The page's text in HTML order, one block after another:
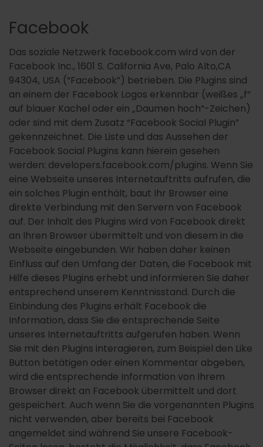
Facebook
Das soziale Netzwerk facebook.com wird von der
Facebook Inc., 1601 S. California Ave, Palo Alto,CA
94304, USA (“Facebook”) betrieben. Die Plugins sind
an einem der Facebook Logos erkennbar (weißes „f“
auf blauer Kachel oder ein „Daumen hoch“-Zeichen)
oder sind mit dem Zusatz “Facebook Social Plugin”
gekennzeichnet. Die Liste und das Aussehen der
Facebook Social Plugins kann hierein gesehen
werden: developers.facebook.com/plugins. Wenn Sie
eine Webseite unseres Internetauftritts aufrufen, die
ein solches Plugin enthält, baut Ihr Browser eine
direkte Verbindung mit den Servern von Facebook
auf. Der Inhalt des Plugins wird von Facebook direkt
an Ihren Browser übermittelt und von diesem in die
Webseite eingebunden. Wir haben daher keinen
Einfluss auf den Umfang der Daten, die Facebook mit
Hilfe dieses Plugins erhebt und informieren Sie daher
entsprechend unserem Kenntnisstand. Durch die
Einbindung des Plugins erhält Facebook die
Information, dass Sie die entsprechende Seite
unseres Internetauftritts aufgerufen haben. Wenn
Sie mit den Plugins interagieren, zum Beispiel den Like
Button betätigen oder einen Kommentar abgeben,
wird die entsprechende Information von Ihrem
Browser direkt an Facebook übermittelt und dort
gespeichert. Auch wenn Sie die vorgenannten Plugins
nicht verwenden, aber bereits bei Facebook
angemeldet sind während Sie unsere Facebook-